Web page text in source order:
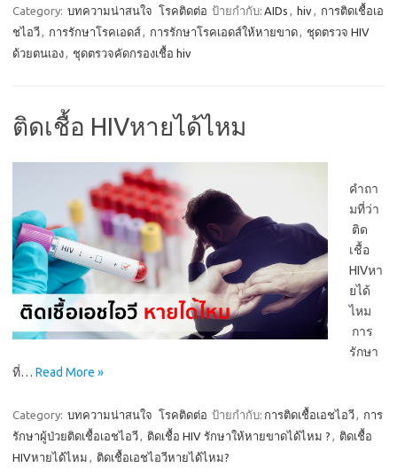
Category: บทความน่าสนใจ โรคติดต่อ ป้ายกำกับ: AIDs , hiv, การติดเชื้อเอ
ชไอวี, การรักษาโรคเอดส์, การรักษาโรคเอดส์ให้หายขาด, ชุดตรวจ HIV
ด้วยตนเอง, ชุดตรวจคัดกรองเชื้อ hiv
ติดเชื้อ HIVหายได้ไหม
คำถา
มที่ว่า
ติด
เชื้อ
HIVหา
ยได้
ไหม
การ
รักษา
ที่… Read More »
Category: บทความน่าสนใจ โรคติดต่อ ป้ายกำกับ: การติดเชื้อเอชไอวี, การ
รักษาผู้ป่วยติดเชื้อเอชไอวี, ติดเชื้อ HIV รักษาให้หายขาดได้ไหม ? , ติดเชื้อ
HIVหายได้ไหม , ติดเชื้อเอชไอวีหายได้ไหม?